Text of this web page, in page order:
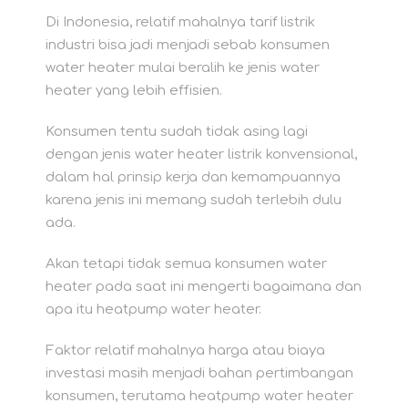
Di Indonesia, relatif mahalnya tarif listrik
industri bisa jadi menjadi sebab konsumen
water heater mulai beralih ke jenis water
heater yang lebih effisien.
Konsumen tentu sudah tidak asing lagi
dengan jenis water heater listrik konvensional,
dalam hal prinsip kerja dan kemampuannya
karena jenis ini memang sudah terlebih dulu
ada.
Akan tetapi tidak semua konsumen water
heater pada saat ini mengerti bagaimana dan
apa itu heatpump water heater.
Faktor relatif mahalnya harga atau biaya
investasi masih menjadi bahan pertimbangan
konsumen, terutama heatpump water heater